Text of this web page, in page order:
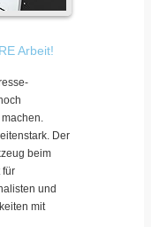
Arbeit!
Der
beim
für
und
mit